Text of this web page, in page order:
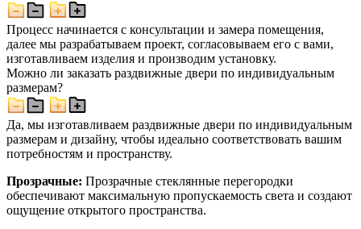
Процесс начинается с консультации и замера помещения,
далее мы разрабатываем проект, согласовываем его с вами,
изготавливаем изделия и производим установку.
Можно ли заказать раздвижные двери по индивидуальным
размерам?
Да, мы изготавливаем раздвижные двери по индивидуальным
размерам и дизайну, чтобы идеально соответствовать вашим
потребностям и пространству.
Прозрачные: Прозрачные стеклянные перегородки
обеспечивают максимальную пропускаемость света и создают
ощущение открытого пространства.